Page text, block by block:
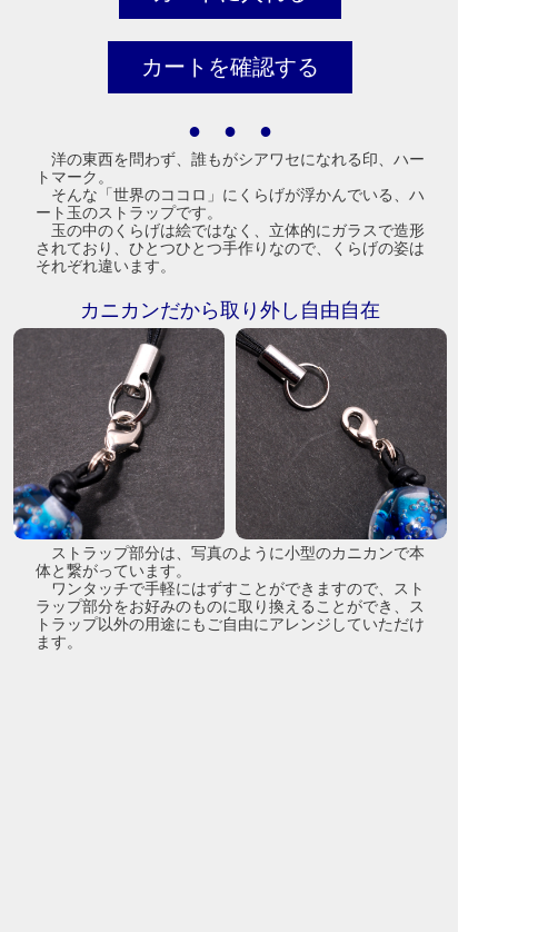
● ● ●
洋の東西を問わず、誰もがシアワセになれる印、ハー
トマーク。
そんな「世界のココロ」にくらげが浮かんでいる、ハ
ート玉のストラップです。
玉の中のくらげは絵ではなく、立体的にガラスで造形
されており、ひとつひとつ手作りなので、くらげの姿は
それぞれ違います。
カニカンだから取り外し自由自在
ストラップ部分は、写真のように小型のカニカンで本
体と繋がっています。
ワンタッチで手軽にはずすことができますので、スト
ラップ部分をお好みのものに取り換えることができ、ス
トラップ以外の用途にもご自由にアレンジしていただけ
ます。